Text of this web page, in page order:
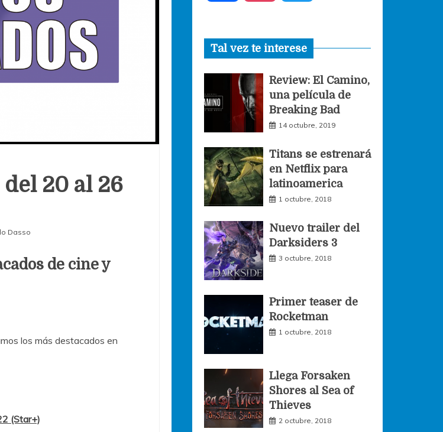
20 al 26
Dasso
de cine y
los más destacados en
(Star+)
c
e
b
o
o
s
t
a
g
r
m
i
t
t
r
Tal vez te interese
Review: El Camino,
una película de
Breaking Bad
14 octubre, 2019
Titans se estrenará
en Netflix para
latinoamerica
1 octubre, 2018
Nuevo trailer del
Darksiders 3
3 octubre, 2018
Primer teaser de
Rocketman
1 octubre, 2018
Llega Forsaken
Shores al Sea of
Thieves
2 octubre, 2018